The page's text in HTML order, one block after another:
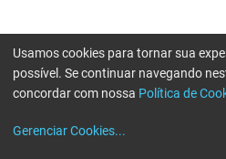
Usamos cookies para tornar sua
possível. Se continuar navegando
concordar com nossa Política de
Gerenciar Cookies...
Erro ao enviar informações, por